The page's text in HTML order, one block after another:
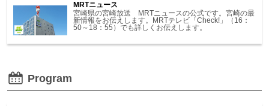
MRTニュース
宮崎県の宮崎放送 MRTニュースの公式です。宮崎の最
新情報をお伝えします。MRTテレビ「Check!」（16：
50～18：55）でも詳しくお伝えします。
Program